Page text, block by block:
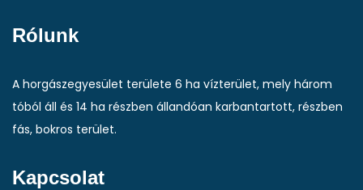
Rólunk
A horgászegyesület területe 6 ha vízterület, mely három
tóból áll és 14 ha részben állandóan karbantartott, részben
fás, bokros terület.
Kapcsolat